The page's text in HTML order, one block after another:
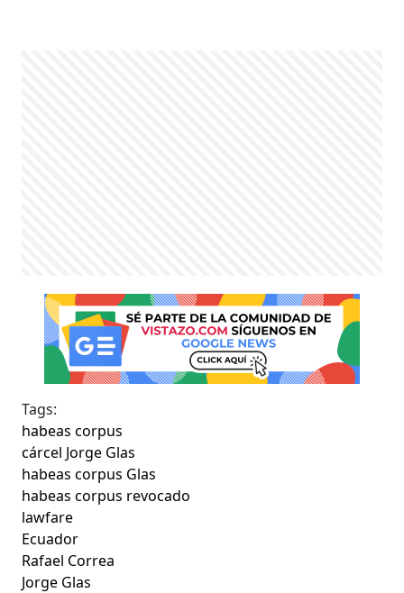
Tags:
habeas corpus
cárcel Jorge Glas
habeas corpus Glas
habeas corpus revocado
lawfare
Ecuador
Rafael Correa
Jorge Glas